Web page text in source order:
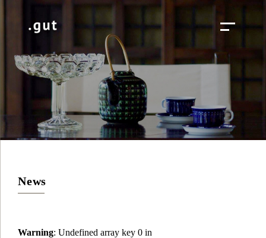
News
Warning: Undefined array key 0 in